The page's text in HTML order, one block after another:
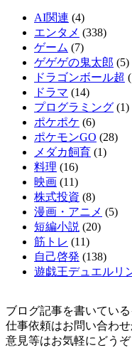
AI関連 (4)
エンタメ (338)
ゲーム (7)
ゲゲゲの鬼太郎 (5)
ドラゴンボール超
ドラマ (14)
プログラミング (1)
ポケポケ (6)
ポケモンGO (28)
メダカ飼育 (1)
料理 (16)
映画 (11)
株式投資 (8)
漫画・アニメ (5)
短編小説 (20)
筋トレ (11)
自己啓発 (138)
遊戯王デュエルリ
ブログ記事を書いてい
仕事依頼はお問い合わ
意見等はお気軽にどうぞ